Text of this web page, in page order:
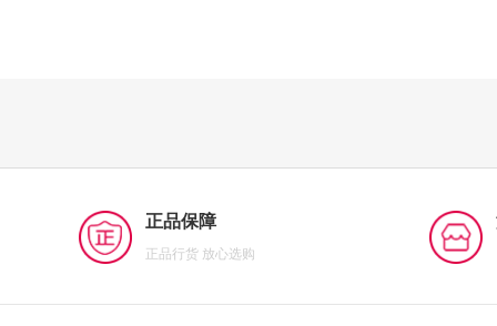
正品保障
正品行货 放心选购